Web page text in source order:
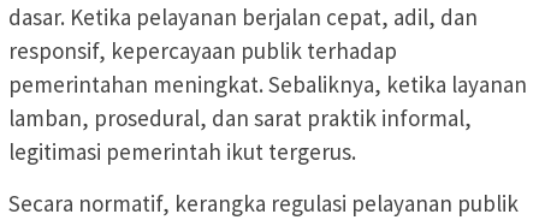
dasar. Ketika pelayanan berjalan cepat, adil, dan
responsif, kepercayaan publik terhadap
pemerintahan meningkat. Sebaliknya, ketika layanan
lamban, prosedural, dan sarat praktik informal,
legitimasi pemerintah ikut tergerus.
Secara normatif, kerangka regulasi pelayanan publik